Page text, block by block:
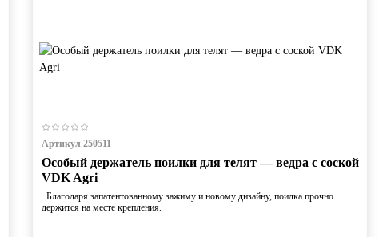
Артикул 250511
Особый держатель поилки для телят — ведра с соской
VDK Agri
. Благодаря запатентованному зажиму и новому дизайну, поилка прочно
держится на месте крепления.